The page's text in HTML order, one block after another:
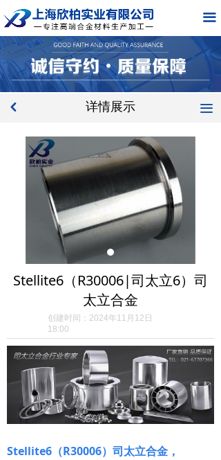
끀
网站首页
关于我们
产品中心
新闻中心
应用领域
在线留言
联系我们
Stellite6（R30006|司太立6）司
太立合金
创建时间： 2024年11月12日
18:00
Stellite6（R30006）司太立合金，
낒 끀
详情展示